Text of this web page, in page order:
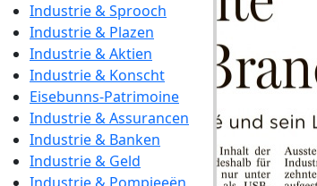
Industrie & Sprooch
Industrie & Plazen
Industrie & Aktien
Industrie & Konscht
Eisebunns-Patrimoine
Industrie & Assurancen
Industrie & Banken
Industrie & Geld